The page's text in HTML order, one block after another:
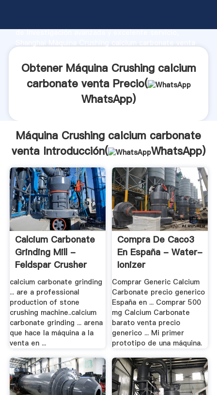
de investigación avanzada y excelente servicio,
clientes.
Obtener Máquina Crushing calcium
carbonate venta Precio(
WhatsApp)
Máquina Crushing calcium carbonate
venta Introducción(
WhatsApp)
Calcium Carbonate
Grinding Mill -
Feldspar Crusher
calcium carbonate grinding
... are a professional
production of stone
crushing machine..calcium
carbonate grinding ... arena
que hace la máquina a la
venta en ...
Compra De Caco3
En España - Water-
Ionizer
Comprar Generic Calcium
Carbonate precio generico
España en ... Comprar 500
mg Calcium Carbonate
barato venta precio
generico ... Mi primer
prototipo de una máquina.